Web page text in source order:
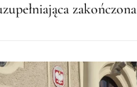
zakończona